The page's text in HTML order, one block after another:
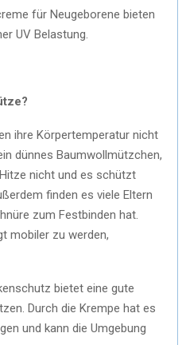
für Neugeborene bieten
UV Belastung.
ihre Körpertemperatur nicht
dünnes Baumwollmützchen,
nicht und es schützt
finden es viele Eltern
zum Festbinden hat.
mobiler zu werden,
bietet eine gute
Durch die Krempe hat es
und kann die Umgebung